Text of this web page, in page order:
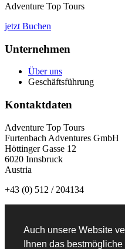
Auch unsere Website
Ihnen das
Adventure Top Tours
jetzt Buchen
Unternehmen
Über uns
Geschäftsführung
Kontaktdaten
Adventure Top Tours
Furtenbach Adventures GmbH
Höttinger Gasse 12
6020 Innsbruck
Austria
+43 (0) 512 / 204134
Newsletteranmeldung: